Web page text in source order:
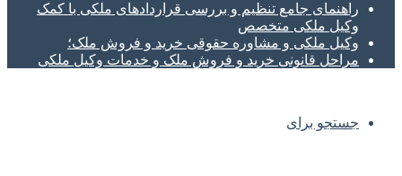
راهنمای جامع تنظیم و بررسی قراردادهای ملکی با کمک
وکیل ملکی متخصص
وکیل ملکی و مشاوره حقوقی خرید و فروش ملک؛
مراحل قانونی خرید و فروش ملک و خدمات وکیل ملکی
جستجو برای